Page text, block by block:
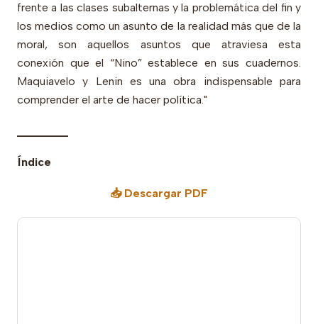
frente a las clases subalternas y la problemática del fin y
los medios como un asunto de la realidad más que de la
moral, son aquellos asuntos que atraviesa esta
conexión que el “Nino” establece en sus cuadernos.
Maquiavelo y Lenin es una obra indispensable para
comprender el arte de hacer política."
Índice
📥 Descargar PDF